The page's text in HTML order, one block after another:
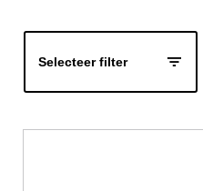
Selecteer filter